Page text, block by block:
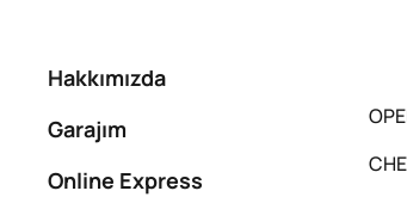
Hakkımızda
Garajım
Online Express